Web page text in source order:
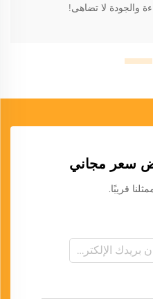
والجودة لا تضاهى!
سعر مجاني
قريبًا.